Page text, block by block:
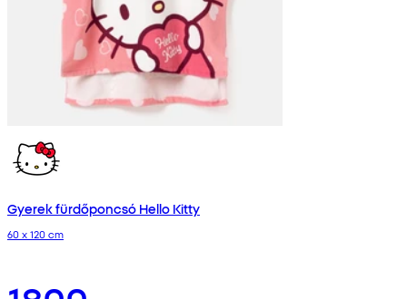
Gyerek fürdőponcsó Hello Kitty
60 x 120 cm